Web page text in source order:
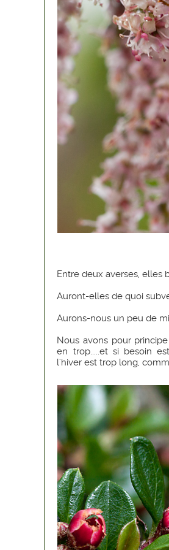
Entre deux averses, elles
Auront-elles de quoi
Aurons-nous un peu de
Nous avons pour
en trop.....et si besoin
l'hiver est trop long,